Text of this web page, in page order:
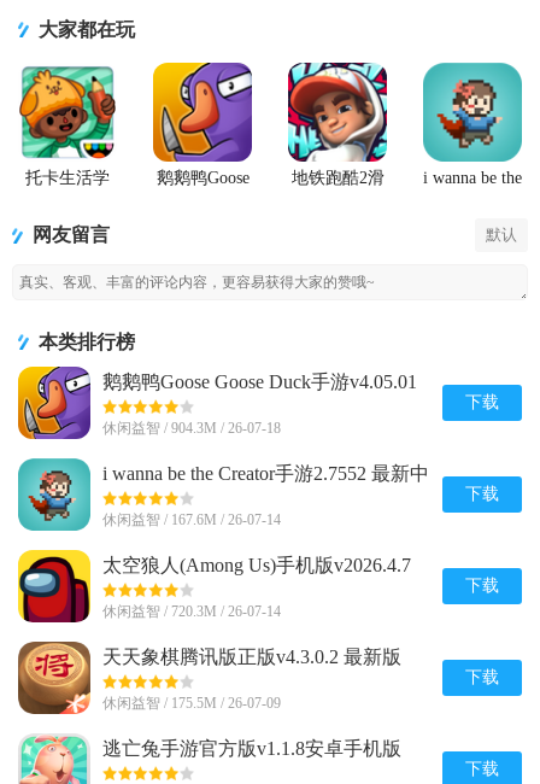
大家都在玩
托卡生活学
鹅鹅鸭Goose
地铁跑酷2滑
i wanna be the
网友留言 默认
本类排行榜
鹅鹅鸭Goose Goose Duck手游v4.05.01
安卓完整版
休闲益智 / 904.3M / 26-07-18
下载
i wanna be the Creator手游2.7552 最新中
文版
休闲益智 / 167.6M / 26-07-14
下载
太空狼人(Among Us)手机版v2026.4.7
安卓全解锁版
休闲益智 / 720.3M / 26-07-14
下载
天天象棋腾讯版正版v4.3.0.2 最新版
休闲益智 / 175.5M / 26-07-09
下载
逃亡兔手游官方版v1.1.8安卓手机版
下载